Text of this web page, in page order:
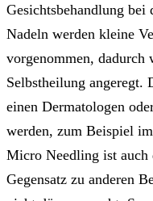
Gesichtsbehandlung
Nadeln werden kleine
vorgenommen, dadurch
Selbstheilung angeregt.
einen Dermatologen
werden, zum Beispiel im
Micro Needling ist auch
Gegensatz zu anderen